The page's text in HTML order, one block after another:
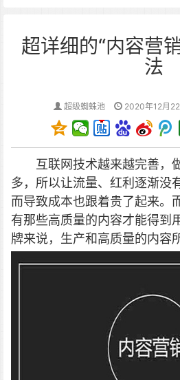
超详细的“内容营
法
超级蜘蛛池 2020年12月
互联网技术越来越完善，
多，所以让流量、红利逐渐没
而导致成本也跟着贵了起来。
有那些高质量的内容才能得到
牌来说，生产和高质量的内容